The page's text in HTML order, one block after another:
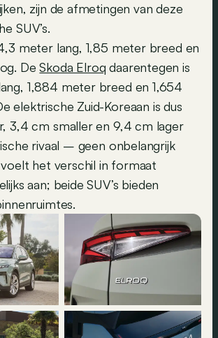
zijn de afmetingen van deze
SUV’s.
meter lang, 1,85 meter breed en
DeSkoda Elroq daarentegen is
1,884 meter breed en 1,654
elektrische Zuid-Koreaan is dus
3,4 cm smaller en 9,4 cm lager
rivaal – geen onbelangrijk
het verschil in formaat
aan; beide SUV’s bieden